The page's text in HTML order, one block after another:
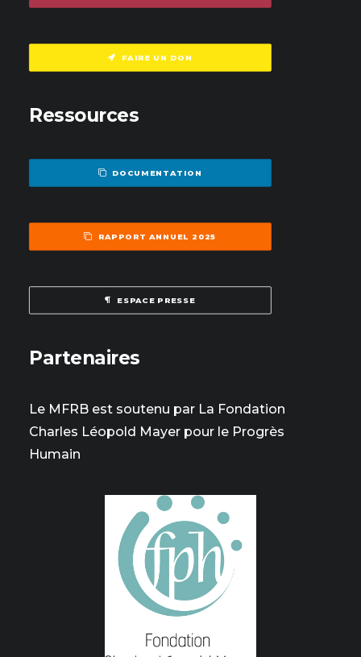
FAIRE UN DON
Ressources
DOCUMENTATION
RAPPORT ANNUEL 2025
ESPACE PRESSE
Partenaires
Le MFRB est soutenu par La Fondation
Charles Léopold Mayer pour le Progrès
Humain